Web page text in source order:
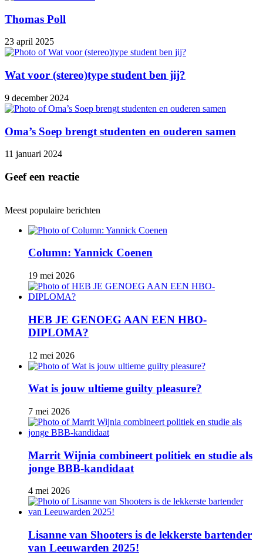
Thomas Poll
23 april 2025
Wat voor (stereo)type student ben jij?
9 december 2024
Oma’s Soep brengt studenten en ouderen samen
11 januari 2024
Geef een reactie
Meest populaire berichten
Column: Yannick Coenen
19 mei 2026
HEB JE GENOEG AAN EEN HBO-
DIPLOMA?
12 mei 2026
Wat is jouw ultieme guilty pleasure?
7 mei 2026
Marrit Wijnia combineert politiek en studie als
jonge BBB‑kandidaat
4 mei 2026
Lisanne van Shooters is de lekkerste bartender
van Leeuwarden 2025!